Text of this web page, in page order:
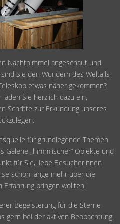
Nachthimmel angeschaut und
Sie den Wundern des Weltalls
etwas näher gekommen?
laden Sie herzlich dazu ein,
Schritte zur Erkundung unseres
für grundlegende Themen
Galerie „himmlischer“ Objekte und
für Sie, liebe Besucherinnen
schon lange mehr über die
Erfahrung bringen wollten!
Begeisterung für die Sterne
gern bei der aktiven Beobachtung